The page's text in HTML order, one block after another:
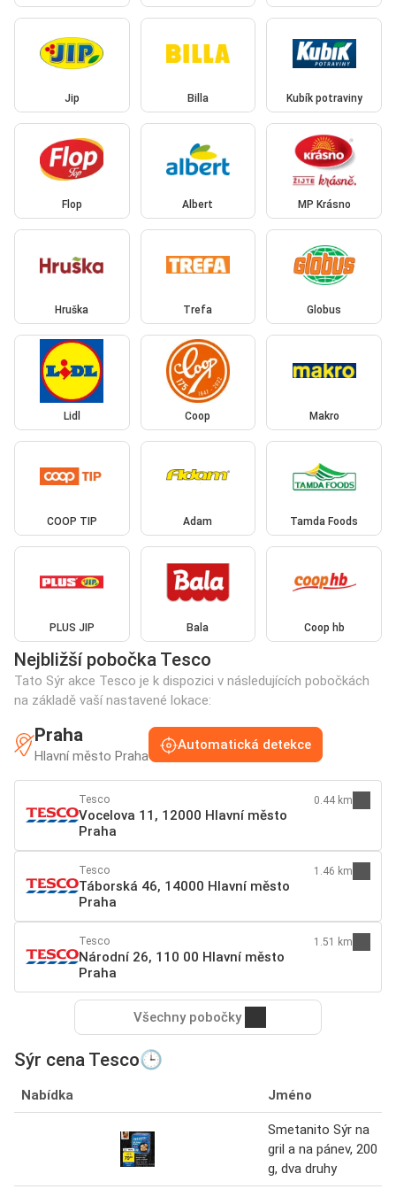
Jip Billa Kubík potraviny
Flop Albert MP Krásno
Hruška Trefa Globus
Lidl Coop Makro
COOP TIP Adam Tamda Foods
PLUS JIP Bala Coop hb
Nejbližší pobočka Tesco
Tato Sýr akce Tesco je k dispozici v následujících pobočkách
na základě vaší nastavené lokace:
Praha
Hlavní město Praha
Automatická detekce
Tesco
Vocelova 11, 12000 Hlavní město
Praha
0.44 km
Tesco
Táborská 46, 14000 Hlavní město
Praha
1.46 km
Tesco
Národní 26, 110 00 Hlavní město
Praha
1.51 km
Všechny pobočky
Sýr cena Tesco🕒
Nabídka Jméno
Smetanito Sýr na
gril a na pánev, 200
g, dva druhy